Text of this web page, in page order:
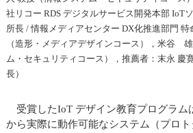
社リコー RDS デジタルサービス開発本部 IoT
所長 / 情報メディアセンター DX化推進部門
（造形・メディアデザインコース），米谷
ム・セキュリティコース），推薦者：末永 慶
長）
受賞したIoT デザイン教育プログラム
から実際に動作可能なシステム（プロ